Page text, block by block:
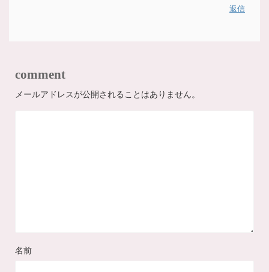
返信
comment
メールアドレスが公開されることはありません。
名前